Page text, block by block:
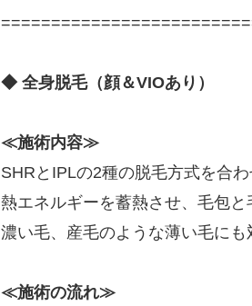
◆ 全身脱毛（顔＆VIOあり）
≪施術内容≫
SHRとIPLの2種の脱毛方式を合
熱エネルギーを蓄熱させ、毛包
濃い毛、産毛のような薄い毛に
≪施術の流れ≫